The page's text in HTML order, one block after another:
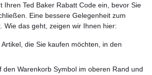
Ihren Ted Baker Rabatt Code ein, bevor Sie
Eine bessere Gelegenheit zum
Wie das geht, zeigen wir Ihnen hier:
die Sie kaufen möchten, in den
den Warenkorb Symbol im oberen Rand und